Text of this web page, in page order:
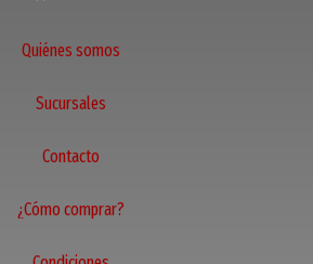
Quiénes somos
Sucursales
Contacto
¿Cómo comprar?